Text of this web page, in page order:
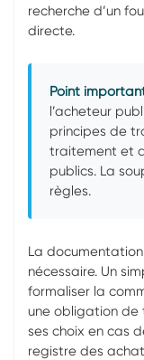
recherche d’un
directe.
Point
l’acheteur
principes de
traitement et
publics. La
règles.
La
nécessaire. Un
formaliser la
une obligation
ses choix en cas
registre des